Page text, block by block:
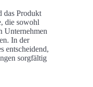
das Produkt
die sowohl
Unternehmen
In der
entscheidend,
sorgfältig